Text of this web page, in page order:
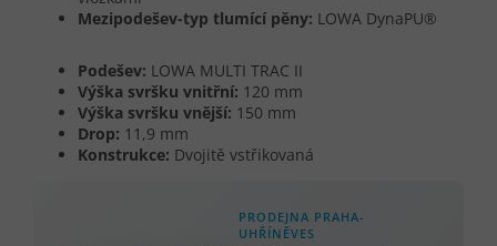
Mezipodešev-typ tlumící pěny: LOWA DynaPU®
Podešev: LOWA MULTI TRAC II
Výška svršku vnitřní: 120 mm
Výška svršku vnější: 150 mm
Drop: 11,9 mm
Konstrukce: Dvojitě vstřikovaná
PRODEJNA PRAHA-
UHŘÍNĚVES